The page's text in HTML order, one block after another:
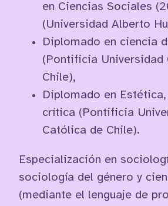
en Ciencias Sociales
(Universidad Alberto
Diplomado en ciencia
(Pontificia Universidad
Chile),
Diplomado en
crítica (Pontificia
Católica de Chile).
Especialización en
sociología del género y
(mediante el lenguaje de